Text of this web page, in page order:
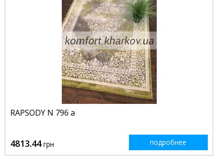
RAPSODY N 796 a
4813.44грн подробнее